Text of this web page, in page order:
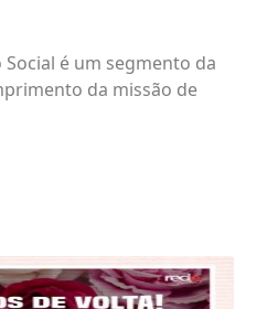
é um segmento da
da missão de